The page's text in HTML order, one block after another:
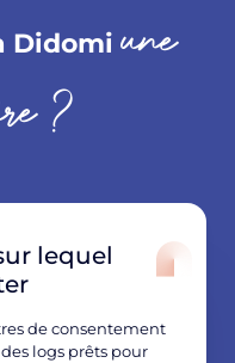
Didomi une
?
lequel
de consentement
logs prêts pour